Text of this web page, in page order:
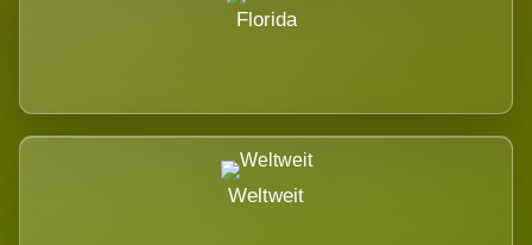
Florida
Weltweit